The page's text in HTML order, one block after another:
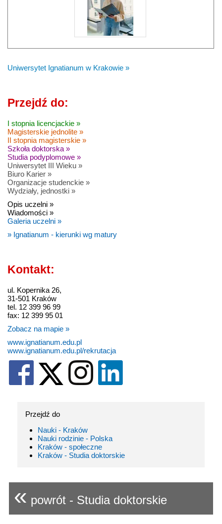
Uniwersytet Ignatianum w Krakowie »
Przejdź do:
I stopnia licencjackie »
Magisterskie jednolite »
II stopnia magisterskie »
Szkoła doktorska »
Studia podyplomowe »
Uniwersytet III Wieku »
Biuro Karier »
Organizacje studenckie »
Wydziały, jednostki »
Opis uczelni »
Wiadomości »
Galeria uczelni »
» Ignatianum - kierunki wg matury
Kontakt:
ul. Kopernika 26,
31-501 Kraków
tel. 12 399 96 99
fax: 12 399 95 01
Zobacz na mapie »
www.ignatianum.edu.pl
www.ignatianum.edu.pl/rekrutacja
Przejdź do
Nauki - Kraków
Nauki rodzinie - Polska
Kraków - społeczne
Kraków - Studia doktorskie
« powrót - Studia doktorskie